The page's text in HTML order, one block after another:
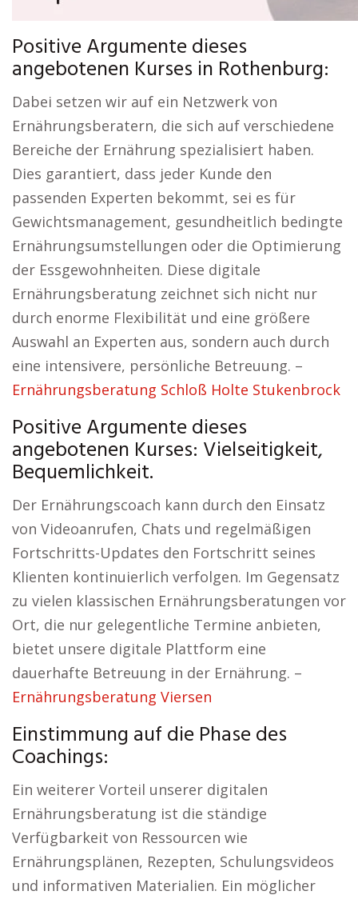
Positive Argumente dieses
angebotenen Kurses in Rothenburg:
Dabei setzen wir auf ein Netzwerk von
Ernährungsberatern, die sich auf verschiedene
Bereiche der Ernährung spezialisiert haben.
Dies garantiert, dass jeder Kunde den
passenden Experten bekommt, sei es für
Gewichtsmanagement, gesundheitlich bedingte
Ernährungsumstellungen oder die Optimierung
der Essgewohnheiten. Diese digitale
Ernährungsberatung zeichnet sich nicht nur
durch enorme Flexibilität und eine größere
Auswahl an Experten aus, sondern auch durch
eine intensivere, persönliche Betreuung. –
Ernährungsberatung Schloß Holte Stukenbrock
Positive Argumente dieses
angebotenen Kurses: Vielseitigkeit,
Bequemlichkeit.
Der Ernährungscoach kann durch den Einsatz
von Videoanrufen, Chats und regelmäßigen
Fortschritts-Updates den Fortschritt seines
Klienten kontinuierlich verfolgen. Im Gegensatz
zu vielen klassischen Ernährungsberatungen vor
Ort, die nur gelegentliche Termine anbieten,
bietet unsere digitale Plattform eine
dauerhafte Betreuung in der Ernährung. –
Ernährungsberatung Viersen
Einstimmung auf die Phase des
Coachings:
Ein weiterer Vorteil unserer digitalen
Ernährungsberatung ist die ständige
Verfügbarkeit von Ressourcen wie
Ernährungsplänen, Rezepten, Schulungsvideos
und informativen Materialien. Ein möglicher